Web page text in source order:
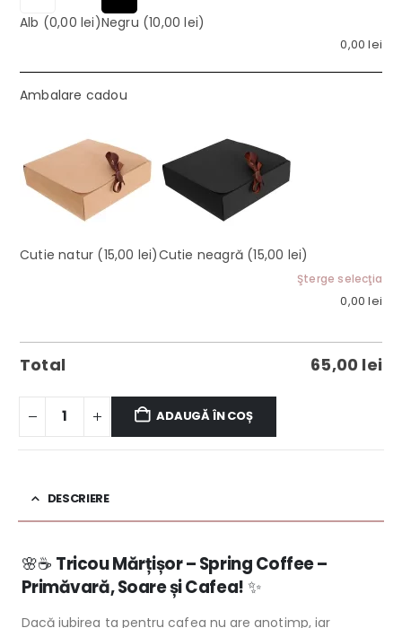
Alb (0,00 lei)Negru (10,00 lei)
0,00lei
Ambalare cadou
Cutie natur (15,00 lei)Cutie neagră (15,00 lei)
Şterge selecţia
0,00lei
Total 65,00 lei
ADAUGĂ ÎN COȘ
DESCRIERE
🌸☕ Tricou Mărțișor – Spring Coffee –
Primăvară, Soare și Cafea! ✨
Dacă iubirea ta pentru cafea nu are anotimp, iar